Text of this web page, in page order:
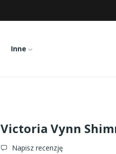
Inne
Victoria Vynn
Napisz recenzję